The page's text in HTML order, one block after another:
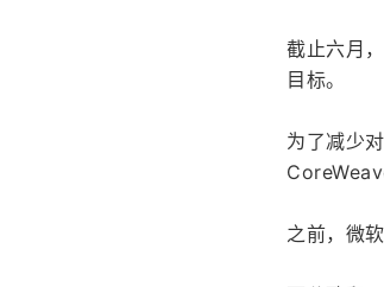
截止六月
目标。
为了减少
之前，微